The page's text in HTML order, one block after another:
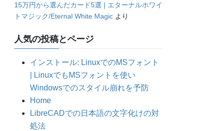
15万円から選んだカード5選 | エターナルホワイ
トマジック/Eternal White Magic より
人気の投稿とページ
インストール: LinuxでのMSフォント
| LinuxでもMSフォントを使い
Windowsでのスタイル崩れを予防
Home
LibreCADでの日本語の文字化けの対
処法